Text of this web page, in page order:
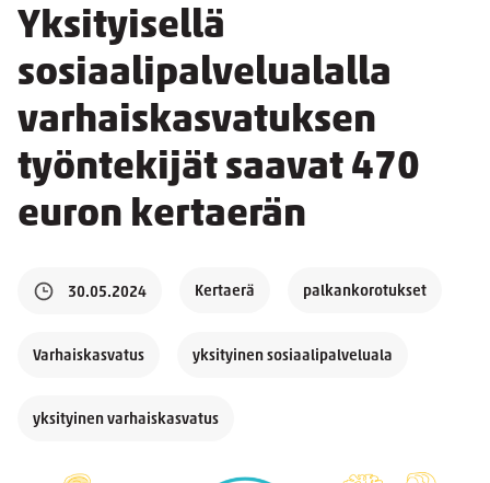
Yksityisellä
sosiaalipalvelualalla
varhaiskasvatuksen
työntekijät saavat 470
euron kertaerän
30.05.2024 Kertaerä palkankorotukset
Varhaiskasvatus yksityinen sosiaalipalveluala
yksityinen varhaiskasvatus